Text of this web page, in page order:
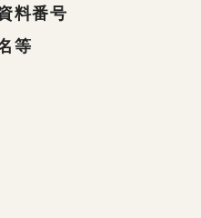
料番号
等